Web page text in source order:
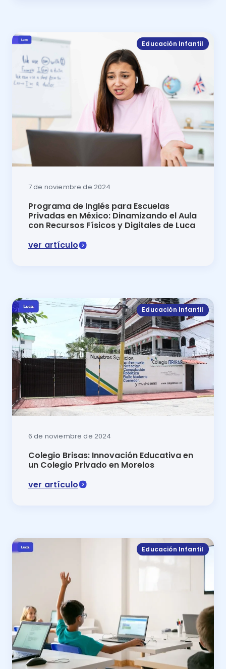
Educación Infantil
7 de noviembre de 2024
Programa de Inglés para Escuelas
Privadas en México: Dinamizando el Aula
con Recursos Físicos y Digitales de Luca
ver artículo
Educación Infantil
6 de noviembre de 2024
Colegio Brisas: Innovación Educativa en
un Colegio Privado en Morelos
ver artículo
Educación Infantil